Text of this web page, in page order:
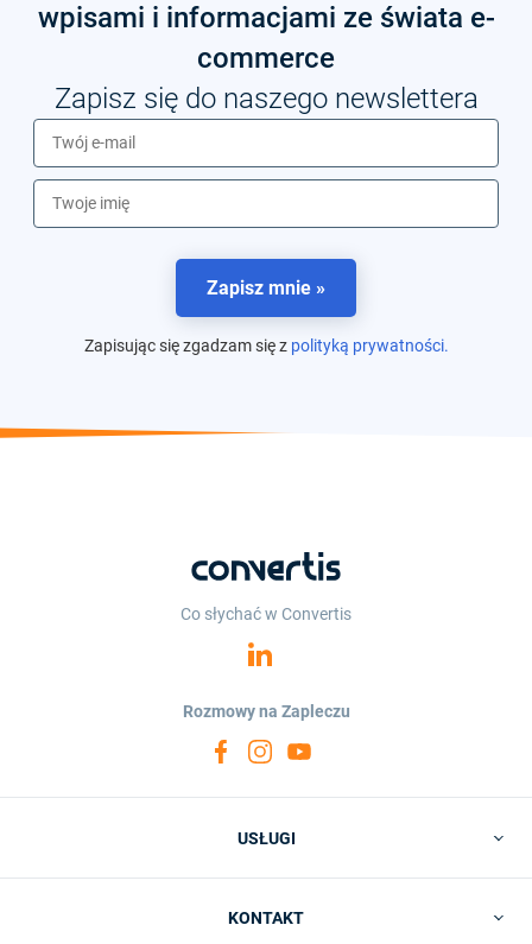
wpisami i informacjami ze świata e-
commerce
Zapisz się do naszego newslettera
Zapisz mnie »
Zapisując się zgadzam się z polityką prywatności.
Co słychać w Convertis
Rozmowy na Zapleczu
USŁUGI
KONTAKT